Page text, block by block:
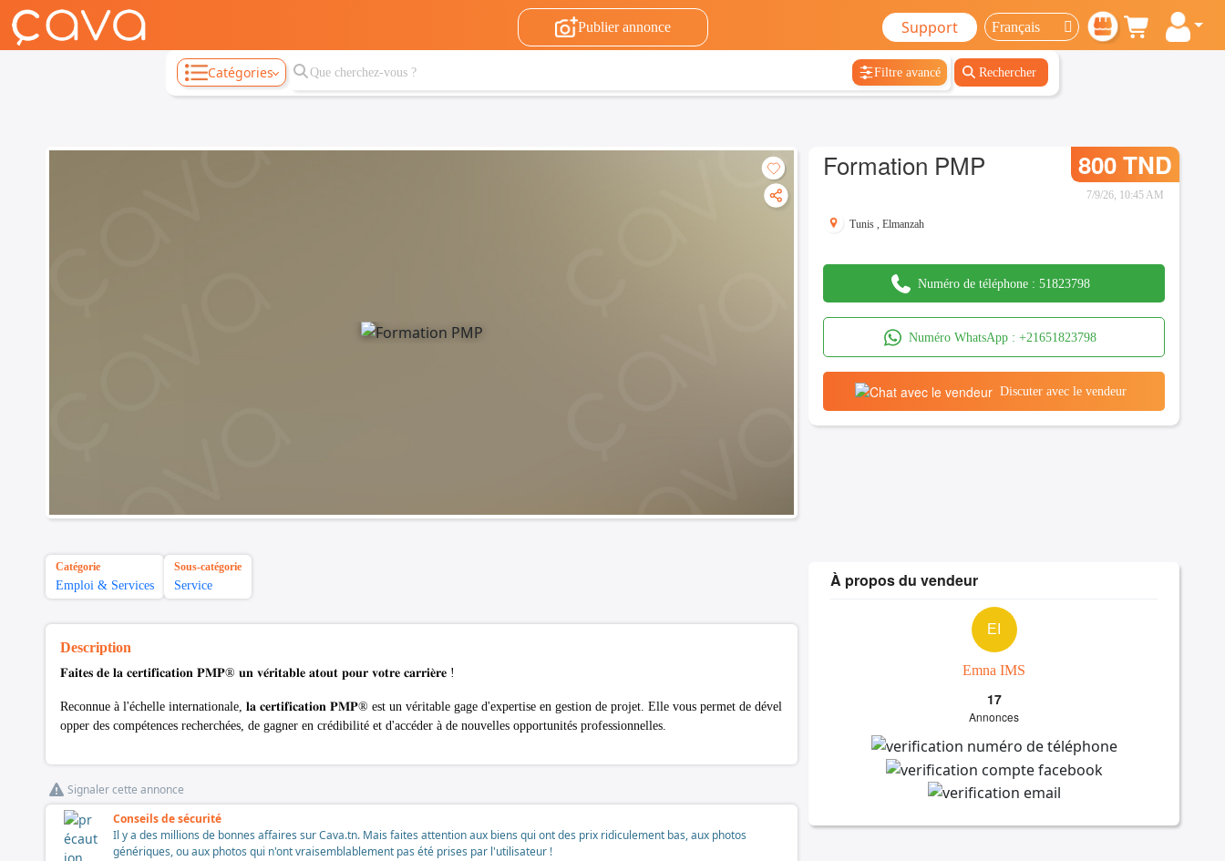
Publier annonce Support
Catégories Filtre avancé Rechercher
Formation PMP 800 TND
7/9/26, 10:45 AM
Tunis ,Elmanzah
Numéro de téléphone : 51823798
Numéro WhatsApp : +21651823798
Discuter avec le vendeur
Catégorie
Emploi & Services
Sous-catégorie
Service
Description
𝐅𝐚𝐢𝐭𝐞𝐬 𝐝𝐞 𝐥𝐚 𝐜𝐞𝐫𝐭𝐢𝐟𝐢𝐜𝐚𝐭𝐢𝐨𝐧 𝐏𝐌𝐏® 𝐮𝐧 𝐯𝐞́𝐫𝐢𝐭𝐚𝐛𝐥𝐞 𝐚𝐭𝐨𝐮𝐭 𝐩𝐨𝐮𝐫 𝐯𝐨𝐭𝐫𝐞 𝐜𝐚𝐫𝐫𝐢𝐞̀𝐫𝐞 !
Reconnue à l'échelle internationale, 𝐥𝐚 𝐜𝐞𝐫𝐭𝐢𝐟𝐢𝐜𝐚𝐭𝐢𝐨𝐧 𝐏𝐌𝐏® est un véritable gage d'expertise en gestion de projet. Elle vous permet de dével
opper des compétences recherchées, de gagner en crédibilité et d'accéder à de nouvelles opportunités professionnelles.
Signaler cette annonce
Conseils de sécurité
Il y a des millions de bonnes affaires sur Cava.tn. Mais faites attention aux biens qui ont des prix ridiculement bas, aux photos
génériques, ou aux photos qui n'ont vraisemblablement pas été prises par l'utilisateur !
À propos du vendeur
EI
Emna IMS
17
Annonces